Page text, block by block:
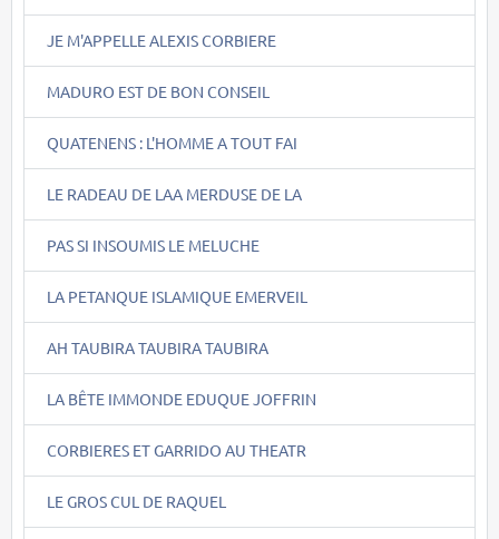
JE M'APPELLE ALEXIS CORBIERE
MADURO EST DE BON CONSEIL
QUATENENS : L'HOMME A TOUT FAI
LE RADEAU DE LAA MERDUSE DE LA
PAS SI INSOUMIS LE MELUCHE
LA PETANQUE ISLAMIQUE EMERVEIL
AH TAUBIRA TAUBIRA TAUBIRA
LA BÊTE IMMONDE EDUQUE JOFFRIN
CORBIERES ET GARRIDO AU THEATR
LE GROS CUL DE RAQUEL